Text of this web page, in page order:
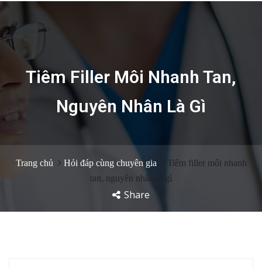
Tiêm Filler Môi Nhanh Tan,
Nguyên Nhân Là Gì
Trang chủ Hỏi đáp cùng chuyên gia
Tiêm filler môi nhanh
tan, nguyên nhân là gì
Share